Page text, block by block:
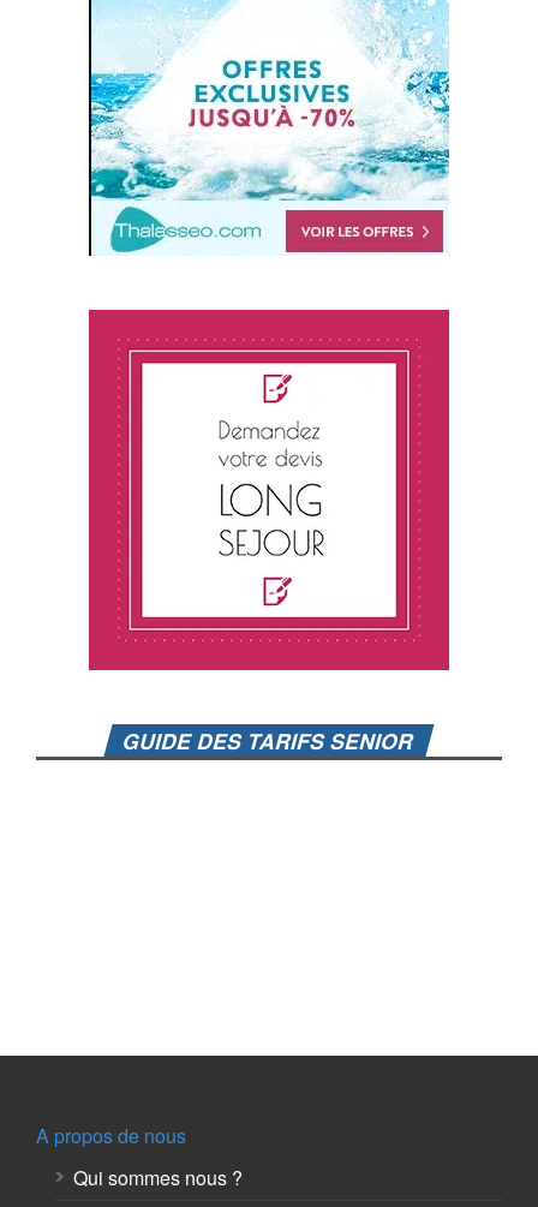
GUIDE DES TARIFS SENIOR
A propos de nous
Qui sommes nous ?